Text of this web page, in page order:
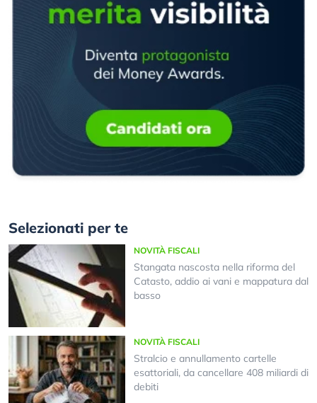
Selezionati per te
NOVITÀ FISCALI
Stangata nascosta nella riforma del
Catasto, addio ai vani e mappatura dal
basso
NOVITÀ FISCALI
Stralcio e annullamento cartelle
esattoriali, da cancellare 408 miliardi di
debiti